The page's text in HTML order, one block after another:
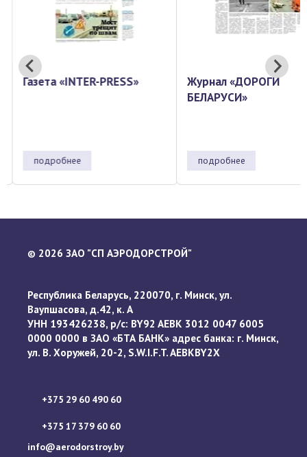
Газета «INTER-PRESS»
подробнее
Журнал «ДОРОГИ
БЕЛАРУСИ»
подробнее
© 2026 ЗАО "СП АЭРОДОРСТРОЙ"
Республика Беларусь, 220070, г. Минск, ул.
Ваупшасова, д.42, к. А
УНН 193426238, р/с: BY92 AEBK 3012 0047 6005
0000 0000 в ЗАО «БТА БАНК» адрес банка: г. Минск,
ул. В. Хоружей, 20-2, S.W.I.F.T. AEBKBY2X
+375 29 60 490 60
+375 17 379 60 60
info@aerodorstroy.by